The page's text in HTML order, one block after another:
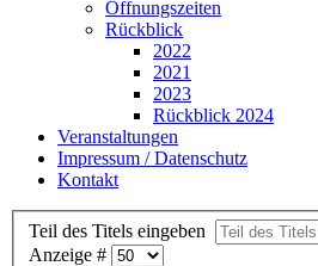
Öffnungszeiten
Rückblick
2022
2021
2023
Rückblick 2024
Veranstaltungen
Impressum / Datenschutz
Kontakt
Teil des Titels eingeben
Anzeige #